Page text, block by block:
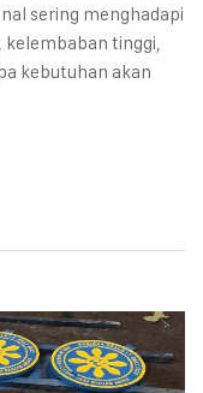
sering menghadapi
tinggi,
kebutuhan akan